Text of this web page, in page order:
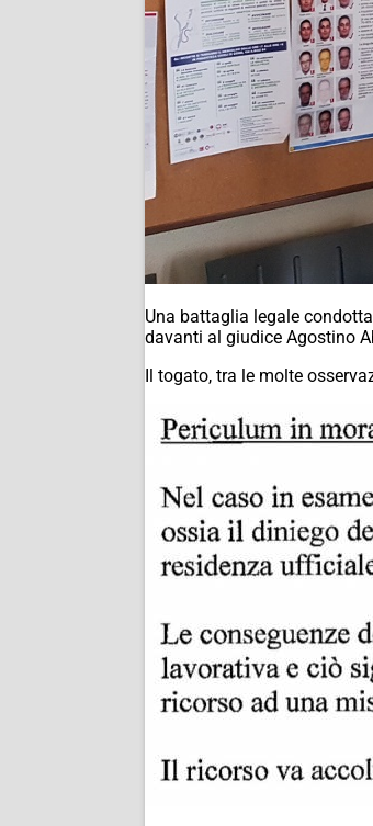
Una battaglia legale
davanti al giudice Agostino
Il togato, tra le molte